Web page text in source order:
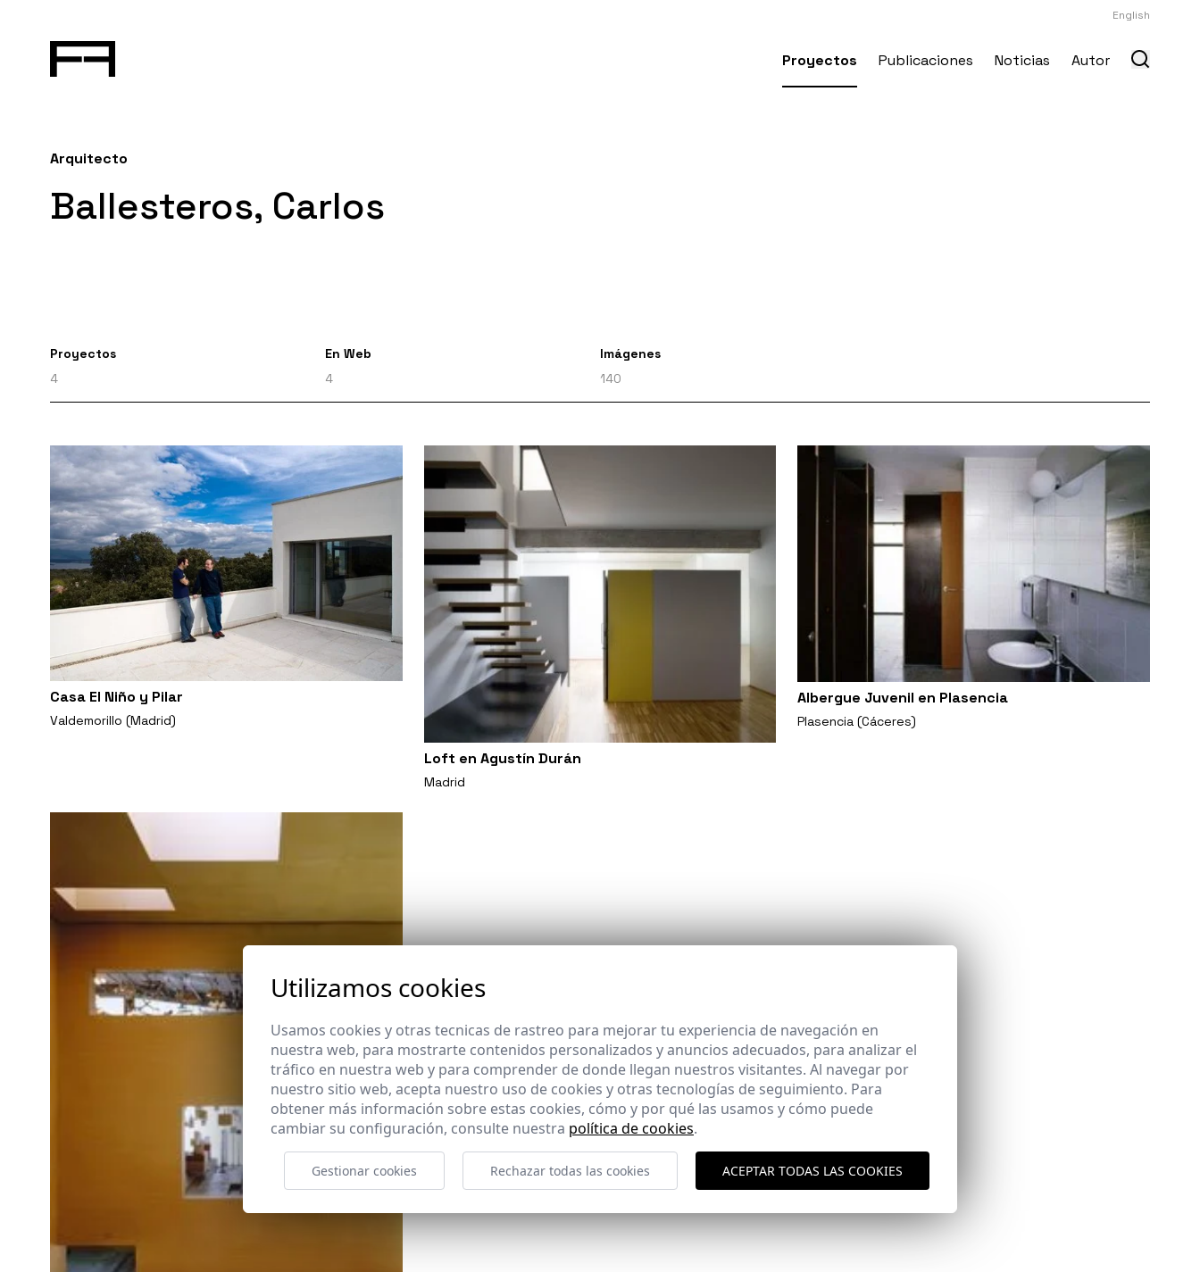
English
Proyectos Publicaciones Noticias Autor
Arquitecto
Ballesteros, Carlos
Proyectos
4
En Web
4
Imágenes
140
Casa El Niño y Pilar
Valdemorillo (Madrid)
Loft en Agustín Durán
Madrid
Albergue Juvenil en Plasencia
Plasencia (Cáceres)
Utilizamos cookies
Usamos cookies y otras tecnicas de rastreo para mejorar tu experiencia de navegación en
nuestra web, para mostrarte contenidos personalizados y anuncios adecuados, para analizar el
tráfico en nuestra web y para comprender de donde llegan nuestros visitantes. Al navegar por
nuestro sitio web, acepta nuestro uso de cookies y otras tecnologías de seguimiento. Para
obtener más información sobre estas cookies, cómo y por qué las usamos y cómo puede
cambiar su configuración, consulte nuestra política de cookies.
Gestionar cookies Rechazar todas las cookies ACEPTAR TODAS LAS COOKIES